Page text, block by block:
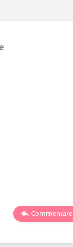
Commentare